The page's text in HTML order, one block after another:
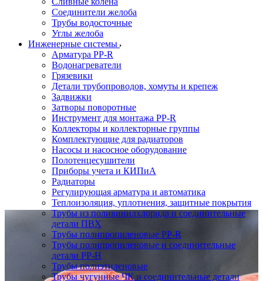
Соединители желоба
Трубы водосточные
Углы желоба
Инженерные системы
Арматура PP-R
Водонагреватели
Грязевики
Детали трубопроводов, хомуты и крепеж
Задвижки
Затворы поворотные
Инструмент для монтажа PP-R
Коллекторы и коллекторные группы
Комплектующие для радиаторов
Насосы и насосное оборудование
Полотенцесушители
Приборы учета и КИПиА
Радиаторы
Регулирующая арматура и автоматика
Теплоизоляция, уплотнения, защитные покрытия
Трубы из поливинилхлорида и соединительные
детали ПВХ
Трубы полипропиленовые PP-R
Трубы полипропиленовые и соединительные
детали PP-H
Трубы полиэтиленовые
Трубы чугунные ЧК и соединительные детали